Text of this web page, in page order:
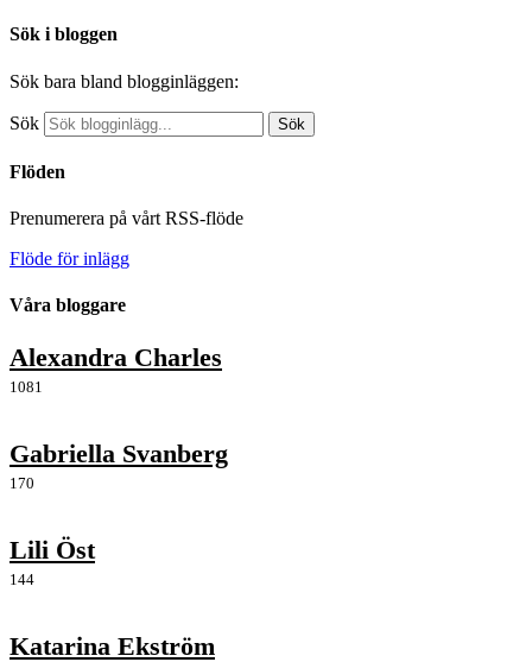
Sök i bloggen
Sök bara bland blogginläggen:
Sök Sök
Flöden
Prenumerera på vårt RSS-flöde
Flöde för inlägg
Våra bloggare
Alexandra Charles
1081
Gabriella Svanberg
170
Lili Öst
144
Katarina Ekström